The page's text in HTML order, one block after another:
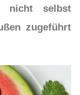
nicht selbst
zugeführt